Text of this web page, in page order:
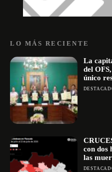
LO MÁS RECIENTE
La
del
único
con dos
las